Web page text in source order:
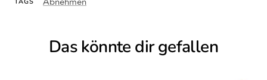
Das könnte dir gefallen